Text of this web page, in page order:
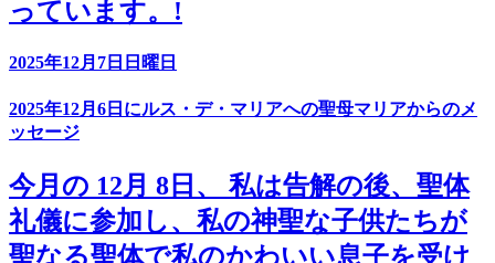
っています。!
2025年12月7日日曜日
2025年12月6日にルス・デ・マリアへの聖母マリアからのメ
ッセージ
今月の 12月 8日、 私は告解の後、聖体
礼儀に参加し、私の神聖な子供たちが
聖なる聖体で私のかわいい息子を受け